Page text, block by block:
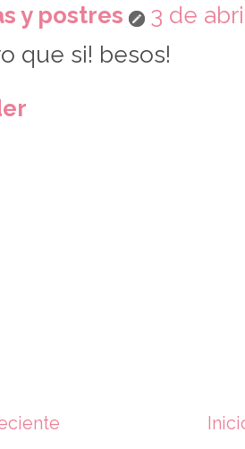
y postres
3 de
que si! besos!